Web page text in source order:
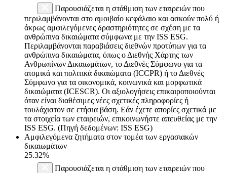
Παρουσιάζεται η στάθμιση των εταιρειών που
περιλαμβάνονται στο αμοιβαίο κεφάλαιο και ασκούν πολύ ή
άκρως αμφιλεγόμενες δραστηριότητες σε σχέση με τα
ανθρώπινα δικαιώματα σύμφωνα με την ISS ESG.
Περιλαμβάνονται παραβιάσεις διεθνών προτύπων για τα
ανθρώπινα δικαιώματα, όπως ο Διεθνής Χάρτης των
Ανθρωπίνων Δικαιωμάτων, το Διεθνές Σύμφωνο για τα
ατομικά και πολιτικά δικαιώματα (ICCPR) ή το Διεθνές
Σύμφωνο για τα οικονομικά, κοινωνικά και μορφωτικά
δικαιώματα (ICESCR). Οι αξιολογήσεις επικαιροποιούνται
όταν είναι διαθέσιμες νέες σχετικές πληροφορίες ή
τουλάχιστον σε ετήσια βάση. Εάν έχετε απορίες σχετικά με
τα στοιχεία των εταιρειών, επικοινωνήστε απευθείας με την
ISS ESG. (Πηγή δεδομένων: ISS ESG)
Αμφιλεγόμενα ζητήματα στον τομέα των εργασιακών
δικαιωμάτων
25.32%
Παρουσιάζεται η στάθμιση των εταιρειών που